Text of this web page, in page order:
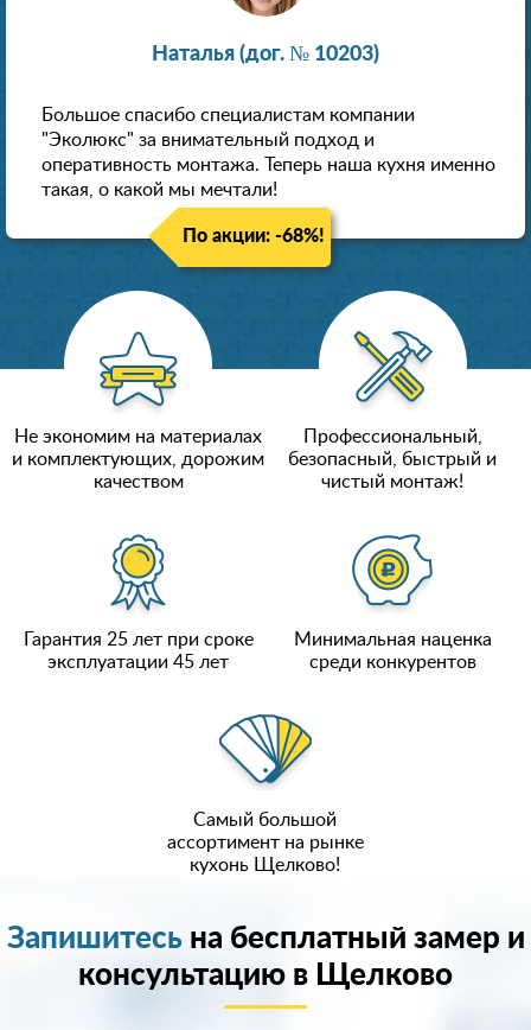
Наталья (дог. № 10203)
Большое спасибо специалистам компании
"Эколюкс" за внимательный подход и
оперативность монтажа. Теперь наша кухня именно
такая, о какой мы мечтали!
По акции: -68%!
Не экономим на материалах
и комплектующих, дорожим
качеством
Профессиональный,
безопасный, быстрый и
чистый монтаж!
Гарантия 25 лет при сроке
эксплуатации 45 лет
Минимальная наценка
среди конкурентов
Самый большой
ассортимент на рынке
кухонь Щелково!
Запишитесьна бесплатный замер и
консультацию в Щелково